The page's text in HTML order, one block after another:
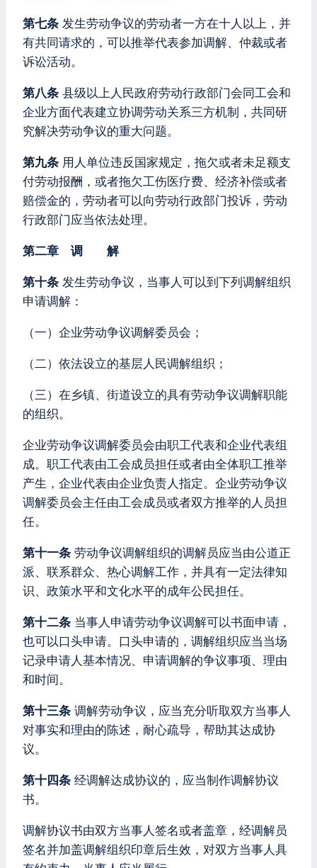
第七条 发生劳动争议的劳动者一方在十人以上，并
有共同请求的，可以推举代表参加调解、仲裁或者
诉讼活动。
第八条 县级以上人民政府劳动行政部门会同工会和
企业方面代表建立协调劳动关系三方机制，共同研
究解决劳动争议的重大问题。
第九条 用人单位违反国家规定，拖欠或者未足额支
付劳动报酬，或者拖欠工伤医疗费、经济补偿或者
赔偿金的，劳动者可以向劳动行政部门投诉，劳动
行政部门应当依法处理。
第二章 调 解
第十条 发生劳动争议，当事人可以到下列调解组织
申请调解：
（一）企业劳动争议调解委员会；
（二）依法设立的基层人民调解组织；
（三）在乡镇、街道设立的具有劳动争议调解职能
的组织。
企业劳动争议调解委员会由职工代表和企业代表组
成。职工代表由工会成员担任或者由全体职工推举
产生，企业代表由企业负责人指定。企业劳动争议
调解委员会主任由工会成员或者双方推举的人员担
任。
第十一条 劳动争议调解组织的调解员应当由公道正
派、联系群众、热心调解工作，并具有一定法律知
识、政策水平和文化水平的成年公民担任。
第十二条 当事人申请劳动争议调解可以书面申请，
也可以口头申请。口头申请的，调解组织应当当场
记录申请人基本情况、申请调解的争议事项、理由
和时间。
第十三条 调解劳动争议，应当充分听取双方当事人
对事实和理由的陈述，耐心疏导，帮助其达成协
议。
第十四条 经调解达成协议的，应当制作调解协议
书。
调解协议书由双方当事人签名或者盖章，经调解员
签名并加盖调解组织印章后生效，对双方当事人具